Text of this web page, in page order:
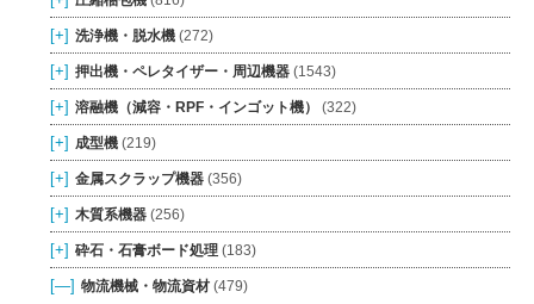
[+] 洗浄機・脱水機 (272)
[+] 押出機・ペレタイザー・周辺機器 (1543)
[+] 溶融機（減容・RPF・インゴット機） (322)
[+] 成型機 (219)
[+] 金属スクラップ機器 (356)
[+] 木質系機器 (256)
[+] 砕石・石膏ボード処理 (183)
[—] 物流機械・物流資材 (479)